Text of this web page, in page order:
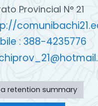
Provincial N° 21
: 388-4235776
retention summary